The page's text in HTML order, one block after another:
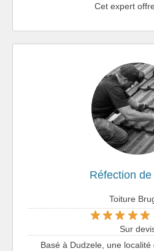
Cet expert
Réfection
Toiture
Sur
Basé à Dudzele, une